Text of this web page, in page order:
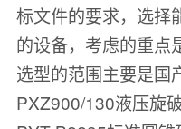
标文件的要求，选择
的设备，考虑的重点
选型的范围主要是国
PXZ900/130液压旋